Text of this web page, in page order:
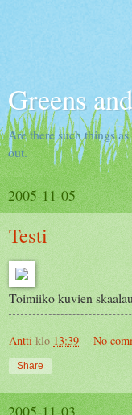
Greens
Are there such things
out.
2005-11-05
Testi
Toimiiko kuvien
Antti klo 13:39 No
Share
2005-11-03